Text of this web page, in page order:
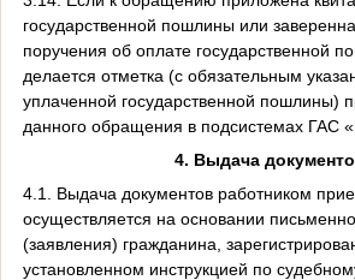
государственной пошлины или
поручения об оплате государственной
делается отметка (с обязательным
уплаченной государственной пошлины)
данного обращения в подсистемах ГАС
4. Выдача
4.1. Выдача документов работником
осуществляется на основании
(заявления) гражданина,
установленном инструкцией по